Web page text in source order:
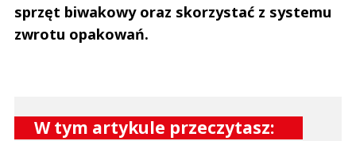
sprzęt biwakowy oraz skorzystać z systemu
zwrotu opakowań.
W tym artykule przeczytasz: